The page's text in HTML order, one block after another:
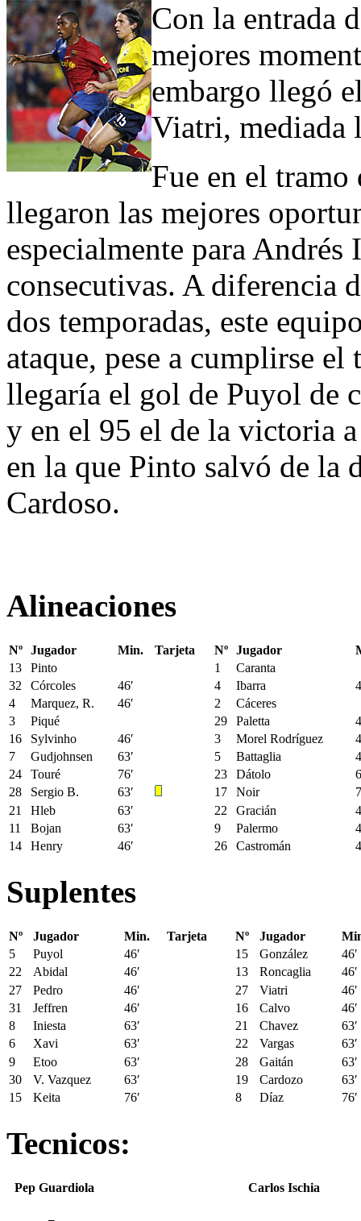
Con la entrada
mejores
embargo llegó
Viatri, mediada
Fue en el
llegaron las mejores
especialmente para Andrés
consecutivas. A diferencia
dos temporadas, este
ataque, pese a cumplirse
llegaría el gol de Puyol de
y en el 95 el de la victoria
en la que Pinto salvó de la
Cardoso.
Alineaciones
Nº Jugador Min. Tarjeta Nº Jugador
13
Pinto 1
Caranta
32
Córcoles 46′ 4 Ibarra
4
Marquez, R. 46′ 2
Cáceres
3
Piqué 29 Paletta
16
Sylvinho 46′ 3 Morel Rodríguez
7
Gudjohnsen 63′ 5 Battaglia
24
Touré 76′ 23 Dátolo
28
Sergio B. 63′ 17 Noir
21
Hleb 63′ 22 Gracián
11
Bojan 63′ 9 Palermo
14
Henry 46′ 26 Castromán
Suplentes
Nº Jugador Min. Tarjeta Nº Jugador
5
Puyol 46′ 15 González
46′
22
Abidal 46′ 13 Roncaglia
46′
27
Pedro 46′ 27 Viatri
46′
31
Jeffren 46′ 16 Calvo
46′
8
Iniesta 63′ 21 Chavez
63′
6
Xavi 63′ 22 Vargas
63′
9
Etoo 63′ 28 Gaitán
63′
30
V. Vazquez 63′ 19 Cardozo
63′
15
Keita 76′ 8 Díaz 76′
Tecnicos:
Pep Guardiola Carlos Ischia